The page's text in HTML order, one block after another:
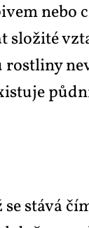
slo­ži­té
rost­li­ny
stá­vá